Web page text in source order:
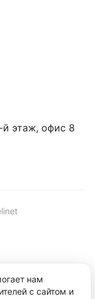
й этаж, офис 8
нам
с сайтом и